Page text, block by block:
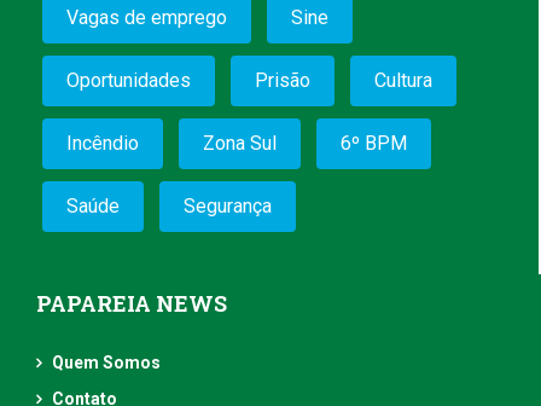
Vagas de emprego Sine
Oportunidades Prisão Cultura
Incêndio Zona Sul 6º BPM
Saúde Segurança
PAPAREIA NEWS
Quem Somos
Contato